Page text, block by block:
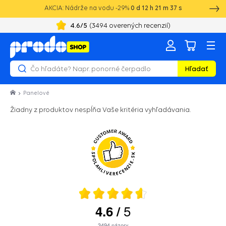
AKCIA: Nádrže na vodu -29% 0 d 12 h 21 m 37 s
4.6/5 (3494overených recenzií)
Hľadať
Panelové
Žiadny z produktov nespĺňa Vaše kritéria vyhľadávania.
4.6/5